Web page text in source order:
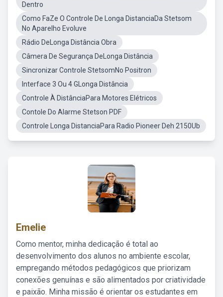
Dentro
Como FaZe O Controle De Longa DistanciaDa Stetsom
No Aparelho Evoluve
Rádio DeLonga Distância Obra
Câmera De Segurança DeLonga Distância
Sincronizar Controle StetsomNo Positron
Interface 3 Ou 4 GLonga Distância
Controle À DistânciaPara Motores Elétricos
Contole Do Alarme Stetson PDF
Controle Longa DistanciaPara Radio Pioneer Deh 2150Ub
Emelie
Como mentor, minha dedicação é total ao
desenvolvimento dos alunos no ambiente escolar,
empregando métodos pedagógicos que priorizam
conexões genuínas e são alimentados por criatividade
e paixão. Minha missão é orientar os estudantes em